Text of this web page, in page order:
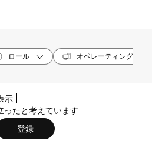
ロール オペレーティング シス
|
ったと考えています
登録